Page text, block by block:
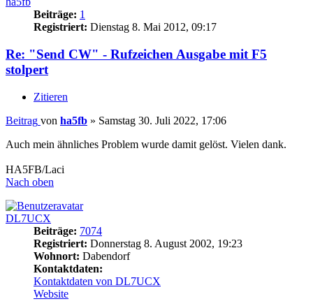
Beiträge: 1
Registriert: Dienstag 8. Mai 2012, 09:17
Re: "Send CW" - Rufzeichen Ausgabe mit F5
stolpert
Zitieren
Beitrag von ha5fb » Samstag 30. Juli 2022, 17:06
Auch mein ähnliches Problem wurde damit gelöst. Vielen dank.
HA5FB/Laci
Nach oben
DL7UCX
Beiträge: 7074
Registriert: Donnerstag 8. August 2002, 19:23
Wohnort: Dabendorf
Kontaktdaten:
Kontaktdaten von DL7UCX
Website